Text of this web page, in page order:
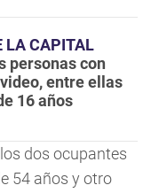
LA CAPITAL
personas con
entre ellas
16 años
dos ocupantes
54 años y otro